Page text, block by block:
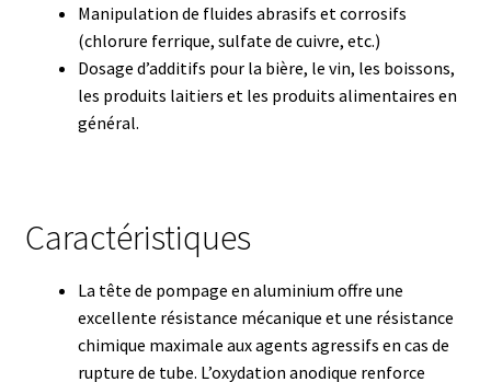
Calibrateur de température
Caméra – Vision
Centrifugeuses
Manipulation de fluides abrasifs et corrosifs
(chlorure ferrique, sulfate de cuivre, etc.)
Dosage d’additifs pour la bière, le vin, les boissons,
les produits laitiers et les produits alimentaires en
général.
Caractéristiques
La tête de pompage en aluminium offre une
excellente résistance mécanique et une résistance
chimique maximale aux agents agressifs en cas de
rupture de tube. L’oxydation anodique renforce